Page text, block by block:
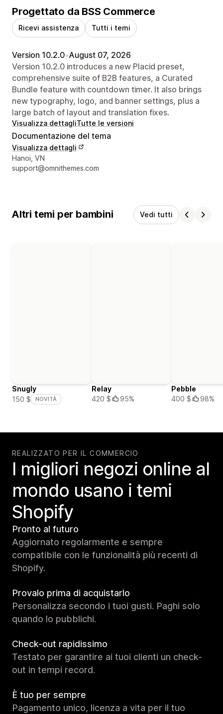
Progettato da BSS Commerce
Ricevi assistenza Tutti i temi
Version 10.2.0•August 07, 2026
Version 10.2.0 introduces a new Placid preset,
comprehensive suite of B2B features, a Curated
Bundle feature with countdown timer. It also brings
new typography, logo, and banner settings, plus a
large batch of layout and translation fixes.
Visualizza dettagliTutte le versioni
Documentazione del tema
Visualizza dettagli
Recapiti del designer
Hanoi, VN
support@omnithemes.com
Altri temi per bambini Vedi tutti
Snugly
150 $
NOVITÀ
Relay
420 $
95%
Pebble
400 $
98%
REALIZZATO PER IL COMMERCIO
I migliori negozi online al
mondo usano i temi
Shopify
Pronto al futuro
Aggiornato regolarmente e sempre
compatibile con le funzionalità più recenti di
Shopify.
Provalo prima di acquistarlo
Personalizza secondo i tuoi gusti. Paghi solo
quando lo pubblichi.
Check-out rapidissimo
Testato per garantire ai tuoi clienti un check-
out in tempi record.
È tuo per sempre
Pagamento unico, licenza a vita per il tuo